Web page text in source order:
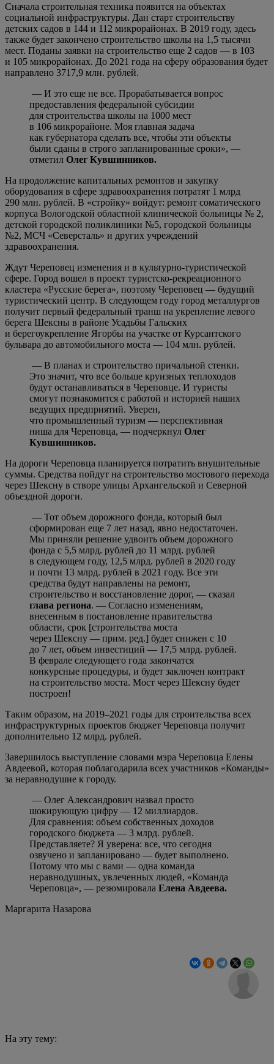
Сначала строительная техника появится на объектах
социальной инфраструктуры. Дан старт строительству
детских садов в 144 и 112 микрорайонах. В 2019 году, здесь
также будет закончено строительство школы на 1,5 тысячи
мест. Поданы заявки на строительство еще 2 садов — в 103
и 105 микрорайонах. До 2021 года на сферу образования будет
направлено 3717,9 млн. рублей.
— И это еще не все. Прорабатывается вопрос
предоставления федеральной субсидии
для строительства школы на 1000 мест
в 106 микрорайоне. Моя главная задача
как губернатора сделать все, чтобы эти объекты
были сданы в строго запланированные сроки», —
отметил Олег Кувшинников.
На продолжение капитальных ремонтов и закупку
оборудования в сфере здравоохранения потратят 1 млрд
290 млн. рублей. В «стройку» войдут: ремонт соматического
корпуса Вологодской областной клинической больницы № 2,
детской городской поликлиники №5, городской больницы
№2, МСЧ «Северсталь» и других учреждений
здравоохранения.
Ждут Череповец изменения и в культурно-туристической
сфере. Город вошел в проект туристско-рекреационного
кластера «Русские берега», поэтому Череповец — будущий
туристический центр. В следующем году город металлургов
получит первый федеральный транш на укрепление левого
берега Шексны в районе Усадьбы Гальских
и берегоукрепление Ягорбы на участке от Курсантского
бульвара до автомобильного моста — 104 млн. рублей.
— В планах и строительство причальной стенки.
Это значит, что все больше круизных теплоходов
будут останавливаться в Череповце. И туристы
смогут познакомится с работой и историей наших
ведущих предприятий. Уверен,
что промышленный туризм — перспективная
ниша для Череповца, — подчеркнул Олег
Кувшинников.
На дороги Череповца планируется потратить внушительные
суммы. Средства пойдут на строительство мостового перехода
через Шексну в створе улицы Архангельской и Северной
объездной дороги.
— Тот объем дорожного фонда, который был
сформирован еще 7 лет назад, явно недостаточен.
Мы приняли решение удвоить объем дорожного
фонда с 5,5 млрд. рублей до 11 млрд. рублей
в следующем году, 12,5 млрд. рублей в 2020 году
и почти 13 млрд. рублей в 2021 году. Все эти
средства будут направлены на ремонт,
строительство и восстановление дорог, — сказал
глава региона. — Согласно изменениям,
внесенным в постановление правительства
области, срок [строительства моста
через Шексну — прим. ред.] будет снижен с 10
до 7 лет, объем инвестиций — 17,5 млрд. рублей.
В феврале следующего года закончатся
конкурсные процедуры, и будет заключен контракт
на строительство моста. Мост через Шексну будет
построен!
Таким образом, на 2019–2021 годы для строительства всех
инфраструктурных проектов бюджет Череповца получит
дополнительно 12 млрд. рублей.
Завершилось выступление словами мэра Череповца Елены
Авдеевой, которая поблагодарила всех участников «Команды»
за неравнодушие к городу.
— Олег Александрович назвал просто
шокирующую цифру — 12 миллиардов.
Для сравнения: объем собственных доходов
городского бюджета — 3 млрд. рублей.
Представляете? Я уверена: все, что сегодня
озвучено и запланировано — будет выполнено.
Потому что мы с вами — одна команда
неравнодушных, увлеченных людей, «Команда
Череповца», — резюмировала Елена Авдеева.
Маргарита Назарова
На эту тему: